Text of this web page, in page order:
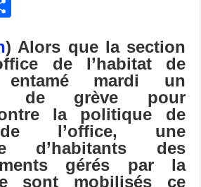
gr
a
m
p
c
h
at
l
y
Li
n
k
d
o
n
es
p
p
ta
g
er
) Alors que la section
de l’habitat de
mardi un
de grève pour
la politique de
l’office, une
d’habitants des
gérés par la
sont mobilisés ce